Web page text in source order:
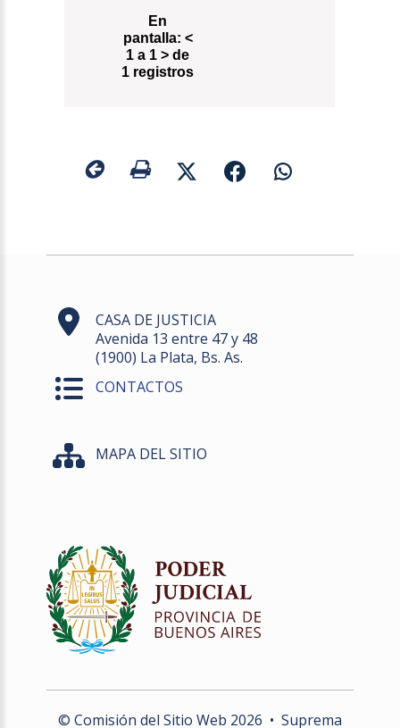
En
pantalla: <
1 a 1 > de
1 registros
CASA DE JUSTICIA
Avenida 13 entre 47 y 48
(1900) La Plata, Bs. As.
CONTACTOS
MAPA DEL SITIO
© Comisión del Sitio Web 2026 • Suprema